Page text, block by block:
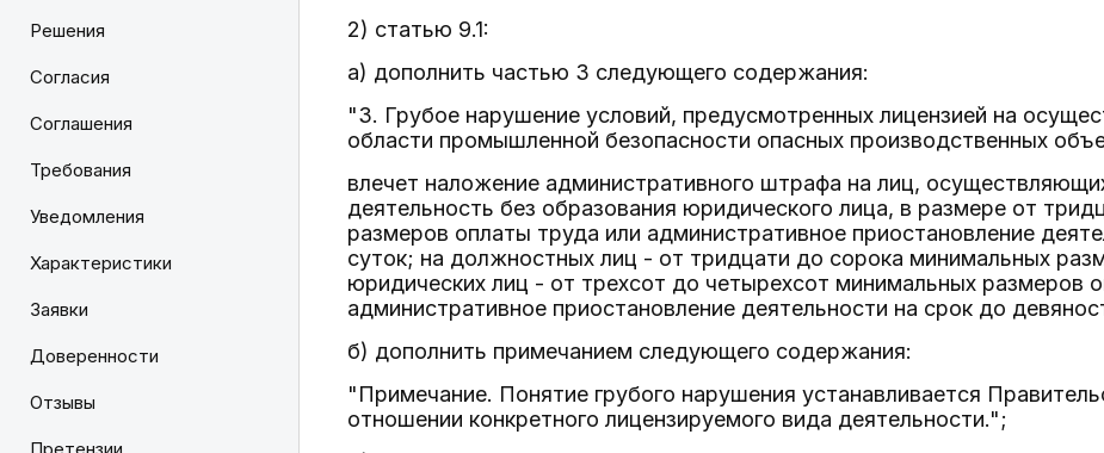
Решения
Согласия
Соглашения
Требования
Уведомления
Характеристики
Заявки
Доверенности
Отзывы
2) статью 9.1:
а) дополнить частью 3 следующего содержания:
"3. Грубое нарушение условий, предусмотренных лицензией на
области промышленной безопасности опасных производственных
влечет наложение административного штрафа на лиц,
деятельность без образования юридического лица, в размере от
размеров оплаты труда или административное приостановление
суток; на должностных лиц - от тридцати до сорока минимальных
юридических лиц - от трехсот до четырехсот минимальных размеров
административное приостановление деятельности на срок до
б) дополнить примечанием следующего содержания:
"Примечание. Понятие грубого нарушения устанавливается
отношении конкретного лицензируемого вида деятельности.";